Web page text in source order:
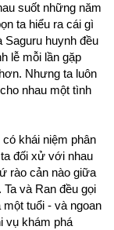
suốt những năm
ta hiểu ra cái gì
Saguru huynh đều
lễ mỗi lần gặp
Nhưng ta luôn
nhau một tình
khái niệm phân
đối xử với nhau
rào cản nào giữa
và Ran đều gọi
tuổi - và ngoan
vụ khám phá